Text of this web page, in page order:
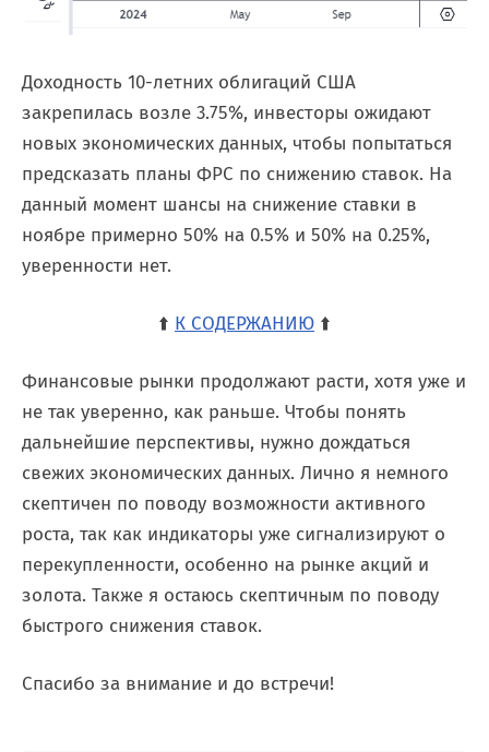
Доходность 10-летних облигаций США
закрепилась возле 3.75%, инвесторы ожидают
новых экономических данных, чтобы попытаться
предсказать планы ФРС по снижению ставок. На
данный момент шансы на снижение ставки в
ноябре примерно 50% на 0.5% и 50% на 0.25%,
уверенности нет.
⬆️ К СОДЕРЖАНИЮ ⬆️
Финансовые рынки продолжают расти, хотя уже и
не так уверенно, как раньше. Чтобы понять
дальнейшие перспективы, нужно дождаться
свежих экономических данных. Лично я немного
скептичен по поводу возможности активного
роста, так как индикаторы уже сигнализируют о
перекупленности, особенно на рынке акций и
золота. Также я остаюсь скептичным по поводу
быстрого снижения ставок.
Спасибо за внимание и до встречи!